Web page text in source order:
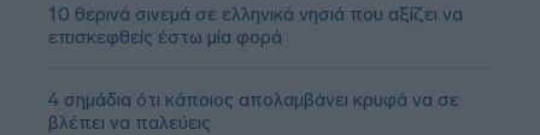
10 θερινά σινεμά σε ελληνικά νησιά που αξίζει να
επισκεφθείς έστω μία φορά
4 σημάδια ότι κάποιος απολαμβάνει κρυφά να σε
βλέπει να παλεύεις